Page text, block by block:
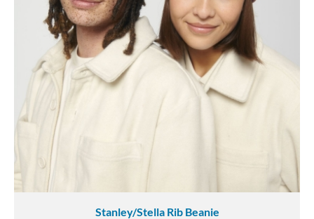
Stanley/Stella Rib Beanie